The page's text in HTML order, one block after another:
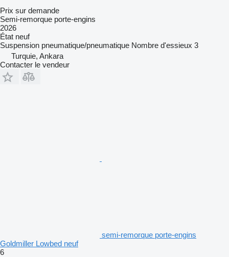
Prix sur demande
Semi-remorque porte-engins
2026
État neuf
Suspension pneumatique/pneumatique Nombre d'essieux 3
Turquie, Ankara
Contacter le vendeur
semi-remorque porte-engins
Goldmiller Lowbed neuf
6